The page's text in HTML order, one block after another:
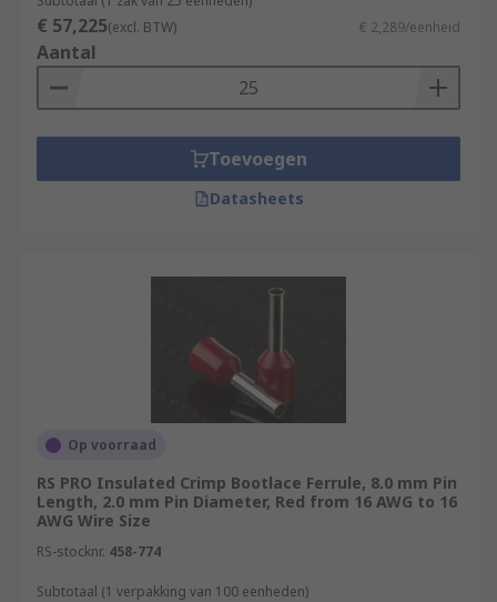
€ 57,225(excl. BTW) € 2,289/eenheid
Aantal
Toevoegen
Datasheets
Op voorraad
RS PRO Insulated Crimp Bootlace Ferrule, 8.0 mm Pin
Length, 2.0 mm Pin Diameter, Red from 16 AWG to 16
AWG Wire Size
RS-stocknr. 458-774
Subtotaal (1 verpakking van 100 eenheden)